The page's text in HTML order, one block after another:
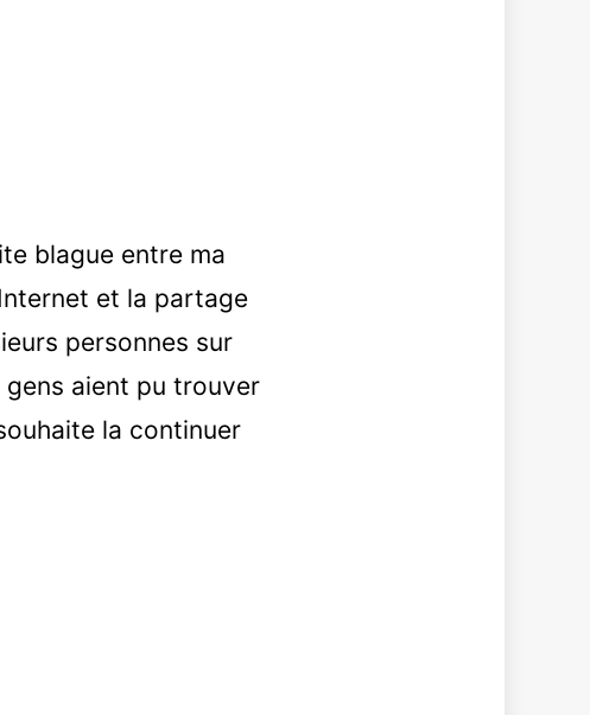
blague entre ma
et la partage
personnes sur
gens aient pu trouver
la continuer